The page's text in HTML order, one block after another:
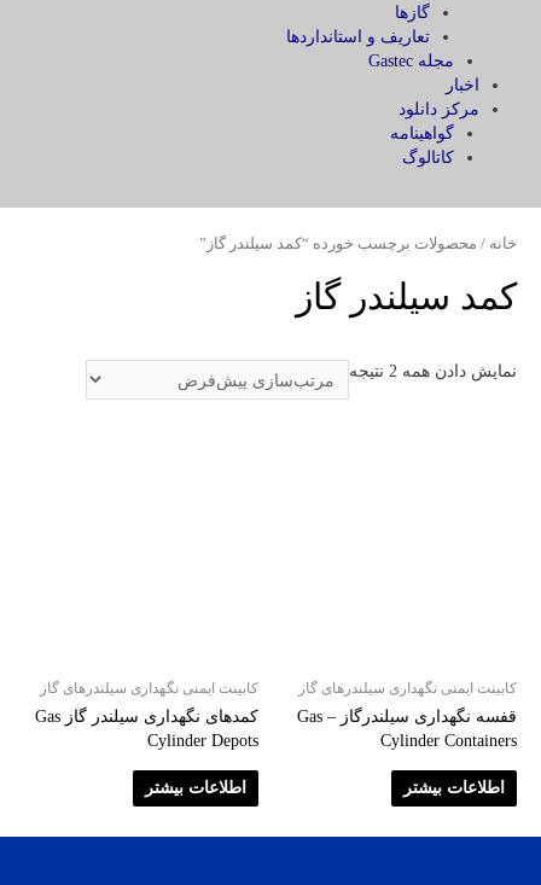
گازها
تعاریف و استانداردها
مجله Gastec
اخبار
مرکز دانلود
گواهینامه
کاتالوگ
خانه / محصولات برچسب خورده “کمد سیلندر گاز”
کمد سیلندر گاز
نمایش دادن همه 2 نتیجه
کابینت ایمنی نگهداری سیلندرهای گاز
قفسه نگهداری سیلندرگاز – Gas
Cylinder Containers
اطلاعات بیشتر
کابینت ایمنی نگهداری سیلندرهای گاز
کمدهای نگهداری سیلندر گاز Gas
Cylinder Depots
اطلاعات بیشتر